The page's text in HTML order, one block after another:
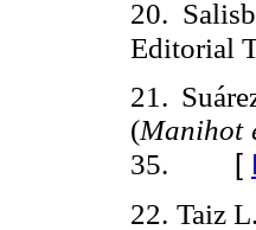
20.
Editorial
21.
(Manihot
35. [
22. Taiz